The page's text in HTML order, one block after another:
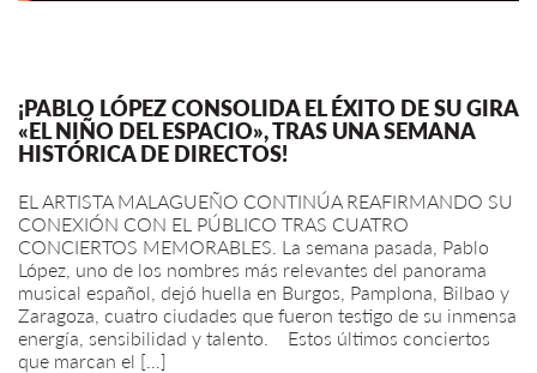
¡PABLO LÓPEZ CONSOLIDA EL ÉXITO DE SU GIRA
«EL NIÑO DEL ESPACIO», TRAS UNA SEMANA
HISTÓRICA DE DIRECTOS!
EL ARTISTA MALAGUEÑO CONTINÚA REAFIRMANDO SU
CONEXIÓN CON EL PÚBLICO TRAS CUATRO
CONCIERTOS MEMORABLES. La semana pasada, Pablo
López, uno de los nombres más relevantes del panorama
musical español, dejó huella en Burgos, Pamplona, Bilbao y
Zaragoza, cuatro ciudades que fueron testigo de su inmensa
energía, sensibilidad y talento. Estos últimos conciertos
que marcan el […]